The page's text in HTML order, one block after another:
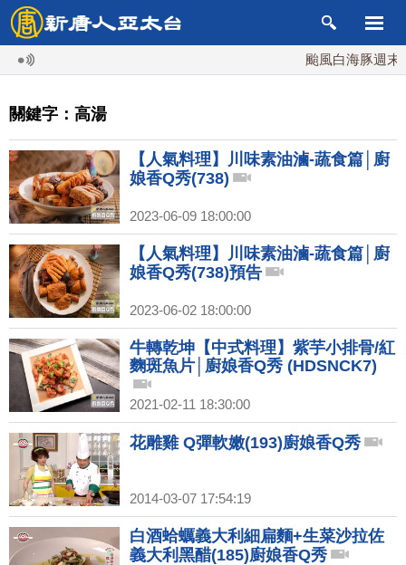
颱風白海豚週末
關鍵字：高湯
【人氣料理】川味素油滷-蔬食篇│廚
娘香Q秀(738)
2023-06-09 18:00:00
【人氣料理】川味素油滷-蔬食篇│廚
娘香Q秀(738)預告
2023-06-02 18:00:00
牛轉乾坤【中式料理】紫芋小排骨/紅
麴斑魚片│廚娘香Q秀 (HDSNCK7)
2021-02-11 18:30:00
花雕雞 Q彈軟嫩(193)廚娘香Q秀
2014-03-07 17:54:19
白酒蛤蠣義大利細扁麵+生菜沙拉佐
義大利黑醋(185)廚娘香Q秀